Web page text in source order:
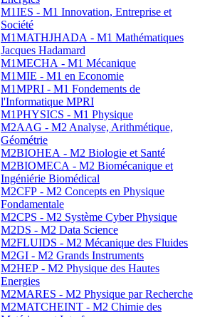
M1IES - M1 Innovation, Entreprise et
Société
M1MATHJHADA - M1 Mathématiques
Jacques Hadamard
M1MECHA - M1 Mécanique
M1MIE - M1 en Economie
M1MPRI - M1 Fondements de
l'Informatique MPRI
M1PHYSICS - M1 Physique
M2AAG - M2 Analyse, Arithmétique,
Géométrie
M2BIOHEA - M2 Biologie et Santé
M2BIOMECA - M2 Biomécanique et
Ingéniérie Biomédical
M2CFP - M2 Concepts en Physique
Fondamentale
M2CPS - M2 Système Cyber Physique
M2DS - M2 Data Science
M2FLUIDS - M2 Mécanique des Fluides
M2GI - M2 Grands Instruments
M2HEP - M2 Physique des Hautes
Energies
M2MARES - M2 Physique par Recherche
M2MATCHEINT - M2 Chimie des